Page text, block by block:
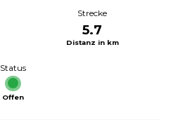
Strecke
5.7
Distanz in km
Status
Offen